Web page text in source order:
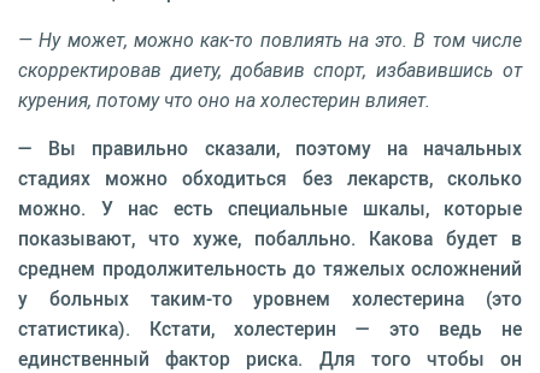
— Ну может, можно как-то повлиять на это. В том числе
скорректировав диету, добавив спорт, избавившись от
курения, потому что оно на холестерин влияет.
— Вы правильно сказали, поэтому на начальных
стадиях можно обходиться без лекарств, сколько
можно. У нас есть специальные шкалы, которые
показывают, что хуже, побалльно. Какова будет в
среднем продолжительность до тяжелых осложнений
у больных таким-то уровнем холестерина (это
статистика). Кстати, холестерин — это ведь не
единственный фактор риска. Для того чтобы он